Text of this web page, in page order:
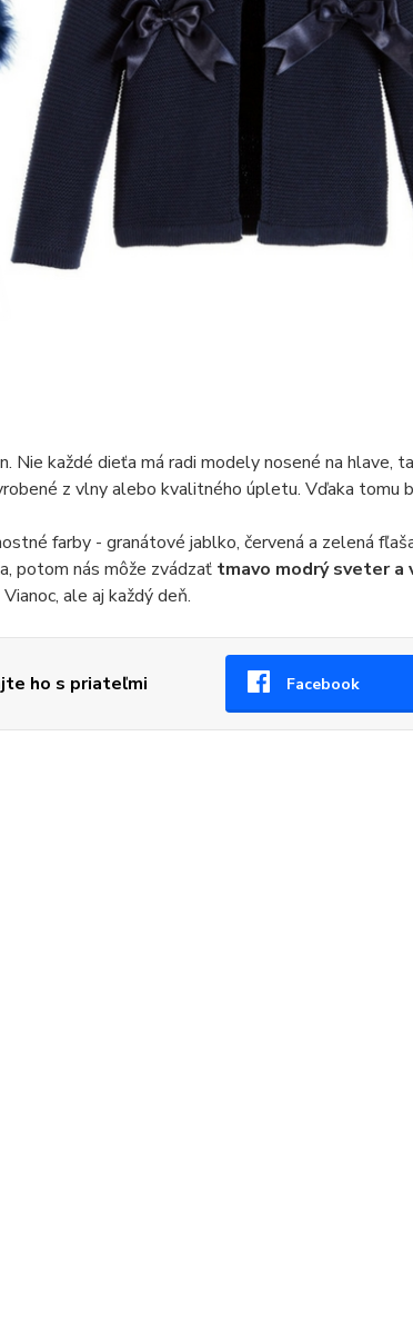
Nie každé dieťa má radi modely nosené na hlave,
z vlny alebo kvalitného úpletu. Vďaka tomu
farby - granátové jablko, červená a zelená
potom nás môže zvádzať tmavo modrý sveter a
ale aj každý deň.
ho s priateľmi Facebook